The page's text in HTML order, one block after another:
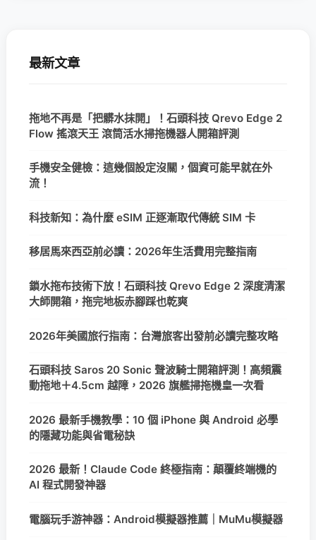
最新文章
拖地不再是「把髒水抹開」！石頭科技 Qrevo Edge 2
Flow 搖滾天王 滾筒活水掃拖機器人開箱評測
手機安全健檢：這幾個設定沒關，個資可能早就在外
流！
科技新知：為什麼 eSIM 正逐漸取代傳統 SIM 卡
移居馬來西亞前必讀：2026年生活費用完整指南
鎖水拖布技術下放！石頭科技 Qrevo Edge 2 深度清潔
大師開箱，拖完地板赤腳踩也乾爽
2026年美國旅行指南：台灣旅客出發前必讀完整攻略
石頭科技 Saros 20 Sonic 聲波騎士開箱評測！高頻震
動拖地＋4.5cm 越障，2026 旗艦掃拖機皇一次看
2026 最新手機教學：10 個 iPhone 與 Android 必學
的隱藏功能與省電秘訣
2026 最新！Claude Code 終極指南：顛覆終端機的
AI 程式開發神器
電腦玩手游神器：Android模擬器推薦｜MuMu模擬器